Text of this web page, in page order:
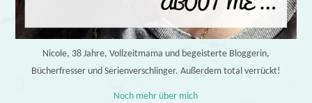
Nicole, 38 Jahre, Vollzeitmama und begeisterte Bloggerin,
Bücherfresser und Serienverschlinger. Außerdem total verrückt!
Noch mehr über mich